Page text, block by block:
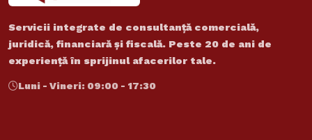
Servicii integrate de consultanță comercială,
juridică, financiară și fiscală. Peste 20 de ani de
experiență în sprijinul afacerilor tale.
Luni - Vineri: 09:00 - 17:30